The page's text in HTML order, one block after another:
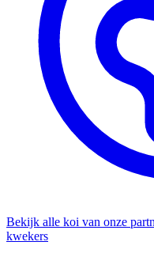
Bekijk alle koi van onze
kwekers